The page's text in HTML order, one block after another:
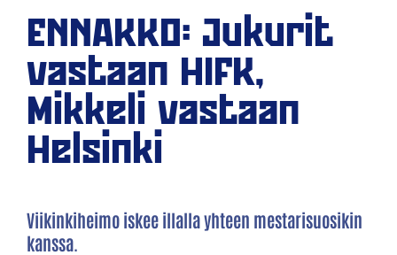
ENNAKKO: Jukurit
vastaan HIFK,
Mikkeli vastaan
Helsinki
Viikinkiheimo iskee illalla yhteen mestarisuosikin
kanssa.